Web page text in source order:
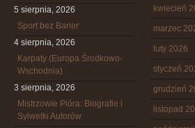
5 sierpnia, 2026
Sport bez Barier
4 sierpnia, 2026
Karpaty (Europa Środkowo-
Wschodnia)
3 sierpnia, 2026
Mistrzowie Pióra: Biografie i
Sylwetki Autorów
kwiecień
marzec
luty 2026
styczeń
grudzień
listopad